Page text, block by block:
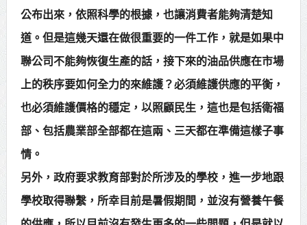
公布出來，依照科學的根據，也讓消費者能夠清楚知
道。但是這幾天還在做很重要的一件工作，就是如果中
聯公司不能夠恢復生產的話，接下來的油品供應在市場
上的秩序要如何全力的來維護？必須維護供應的平衡，
也必須維護價格的穩定，以照顧民生，這也是包括衛福
部、包括農業部全部都在這兩、三天都在準備這樣子事
情。
另外，政府要求教育部對於所涉及的學校，進一步地跟
學校取得聯繫，所幸目前是暑假期間，並沒有營養午餐